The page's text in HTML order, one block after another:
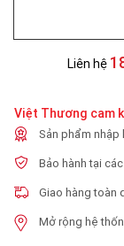
Liên hệ
Việt Thương cam
Sản phẩm nhập
Bảo hành tại
Giao hàng toàn
Mở rộng hệ